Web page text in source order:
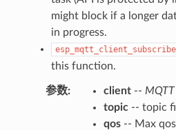
might block if a longer
in progress.
esp_mqtt_client_subscribe
this function.
参数: client-- MQTT
topic-- topic
qos-- Max